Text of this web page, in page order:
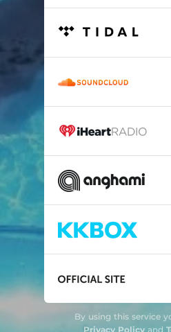
By using this service
Privacy Policyand